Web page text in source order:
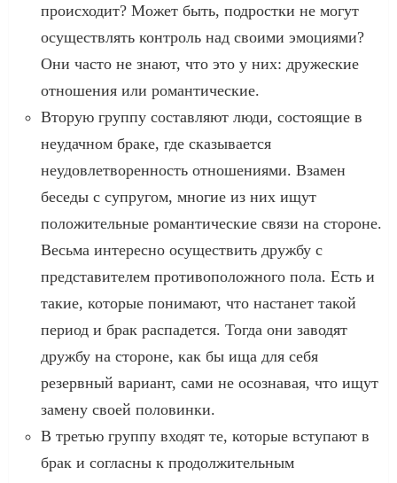
происходит? Может быть, подростки не могут
осуществлять контроль над своими эмоциями?
Они часто не знают, что это у них: дружеские
отношения или романтические.
Вторую группу составляют люди, состоящие в
неудачном браке, где сказывается
неудовлетворенность отношениями. Взамен
беседы с супругом, многие из них ищут
положительные романтические связи на стороне.
Весьма интересно осуществить дружбу с
представителем противоположного пола. Есть и
такие, которые понимают, что настанет такой
период и брак распадется. Тогда они заводят
дружбу на стороне, как бы ища для себя
резервный вариант, сами не осознавая, что ищут
замену своей половинки.
В третью группу входят те, которые вступают в
брак и согласны к продолжительным